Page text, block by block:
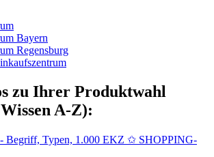
Bayern
Regensburg
zu Ihrer Produktwahl
A-Z):